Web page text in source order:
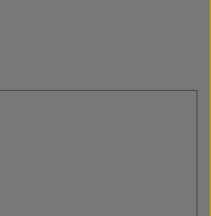
TILBEHØR
OG TILBEHØR
OG STYRERULLER